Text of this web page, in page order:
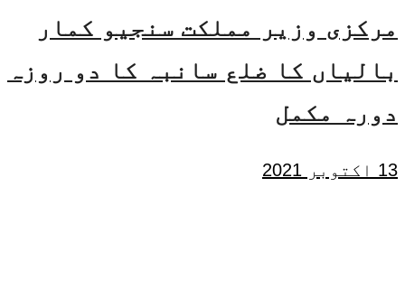
مرکزی وزیر مملکت سنجیو کمار
بالیاں کا ضلع سانبہ کا دو روزہ
دورہ مکمل
13 اکتوبر 2021